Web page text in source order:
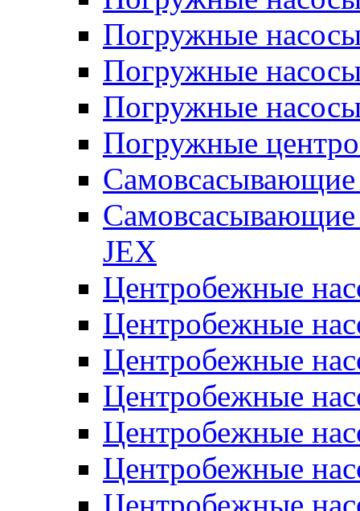
Погружные
Погружные
Погружные
Погружные
Самовсасывающие
Самовсасывающие
JEX
Центробежные
Центробежные
Центробежные
Центробежные
Центробежные
Центробежные
Центробежные